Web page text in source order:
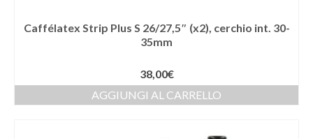
Caffélatex Strip Plus S 26/27,5″ (x2), cerchio int. 30-
35mm
38,00€
AGGIUNGI AL CARRELLO